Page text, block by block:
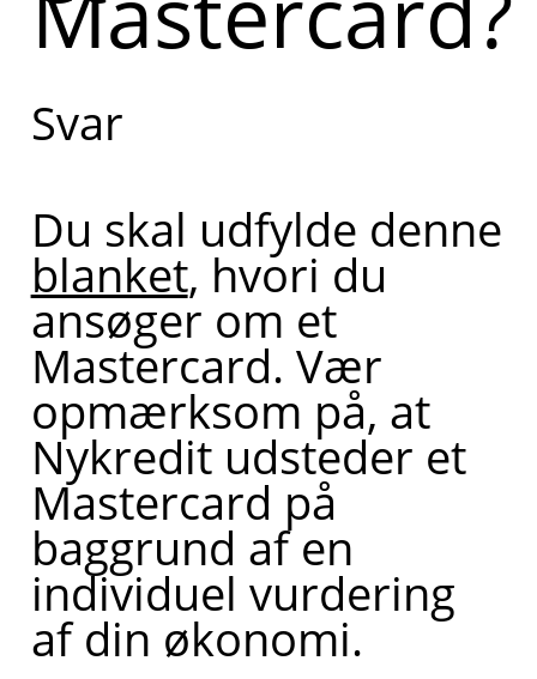
Svar
Du skal udfylde denne
blanket, hvori du
ansøger om et
Mastercard. Vær
opmærksom på, at
Nykredit udsteder et
Mastercard på
baggrund af en
individuel vurdering
af din økonomi.
bestiller et
Kan du
mere om,
hvad du
har brug
for hjælp
til?
Hvis du
ønsker,
kan jeg
også